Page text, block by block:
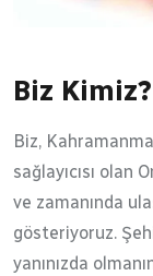
Biz Kimiz?
Biz,
sağlayıcısı olan
ve zamanında
gösteriyoruz.
yanınızda